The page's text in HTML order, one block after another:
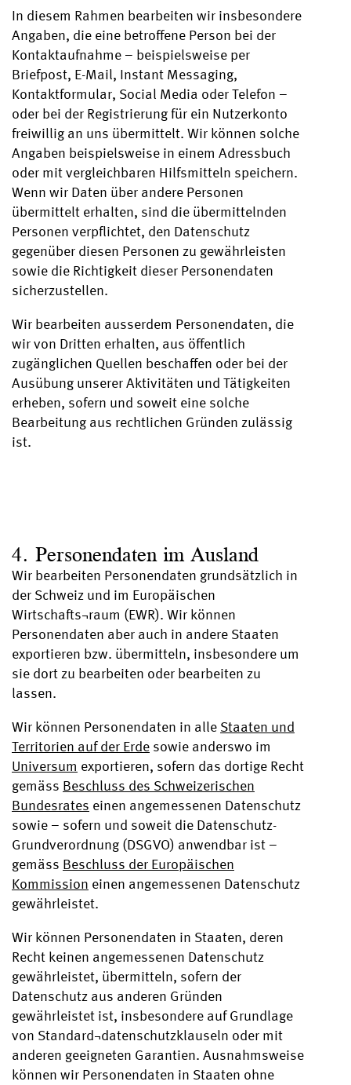
In diesem Rahmen bearbeiten wir insbesondere
Angaben, die eine betroffene Person bei der
Kontaktaufnahme – beispielsweise per
Briefpost, E-Mail, Instant Messaging,
Kontaktformular, Social Media oder Telefon –
oder bei der Registrierung für ein Nutzerkonto
freiwillig an uns übermittelt. Wir können solche
Angaben beispielsweise in einem Adressbuch
oder mit vergleichbaren Hilfsmitteln speichern.
Wenn wir Daten über andere Personen
übermittelt erhalten, sind die übermittelnden
Personen verpflichtet, den Datenschutz
gegenüber diesen Personen zu gewährleisten
sowie die Richtigkeit dieser Personendaten
sicherzustellen.
Wir bearbeiten ausserdem Personendaten, die
wir von Dritten erhalten, aus öffentlich
zugänglichen Quellen beschaffen oder bei der
Ausübung unserer Aktivitäten und Tätigkeiten
erheben, sofern und soweit eine solche
Bearbeitung aus rechtlichen Gründen zulässig
ist.
4. Personendaten im Ausland
Wir bearbeiten Personendaten grundsätzlich in
der Schweiz und im Europäischen
Wirtschafts¬raum (EWR). Wir können
Personendaten aber auch in andere Staaten
exportieren bzw. übermitteln, insbesondere um
sie dort zu bearbeiten oder bearbeiten zu
lassen.
Wir können Personendaten in alle Staaten und
Territorien auf der Erde sowie anderswo im
Universum exportieren, sofern das dortige Recht
gemäss Beschluss des Schweizerischen
Bundesrates einen angemessenen Datenschutz
sowie – sofern und soweit die Datenschutz-
Grundverordnung (DSGVO) anwendbar ist –
gemäss Beschluss der Europäischen
Kommission einen angemessenen Datenschutz
gewährleistet.
Wir können Personendaten in Staaten, deren
Recht keinen angemessenen Datenschutz
gewährleistet, übermitteln, sofern der
Datenschutz aus anderen Gründen
gewährleistet ist, insbesondere auf Grundlage
von Standard¬datenschutzklauseln oder mit
anderen geeigneten Garantien. Ausnahmsweise
können wir Personendaten in Staaten ohne